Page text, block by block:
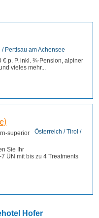
/ Pertisau am Achensee
€ p. P. inkl. ¾-Pension, alpiner
vieles mehr...
Österreich / Tirol /
Sie Ihr
ÜN mit bis zu 4 Treatments
Hofer